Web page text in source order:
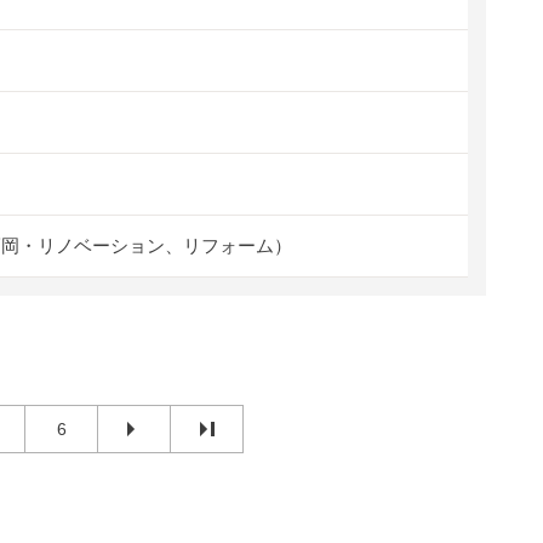
・リノベーション、リフォーム）
6